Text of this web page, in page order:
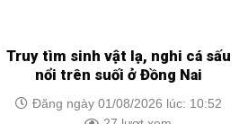
Truy tìm sinh vật lạ, nghi cá sấu
nổi trên suối ở Đồng Nai
Đăng ngày 01/08/2026 lúc: 10:52